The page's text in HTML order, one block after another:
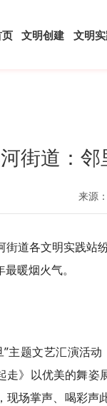
文明创建 文明
街道：
来源
街道各文明实践站
暖烟火气。
”主题文艺汇演活
走》以优美的舞
场掌声、喝彩声